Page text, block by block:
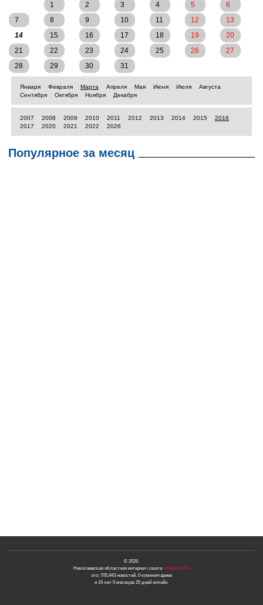
1
2 3 4 5
6
7
8 9 10 11 12
13
14
15 16 17 18 19
20
21
22 23 24 25 26
27
28
29 30 31
Января Февраля Марта Апреля Мая Июня Июля
Августа
Сентября
Октября Ноября Декабря
2007 2008 2009 2010 2011 2012 2013 2014 2015
2016
2017
2020 2021 2022 2026
Популярное за месяц
© 2026.
Николаевская областная интернет-газета«Новости N»
это: 705,443 новостей, 0 комментариев
и 19 лет 5 месяцев 25 дней онлайн.